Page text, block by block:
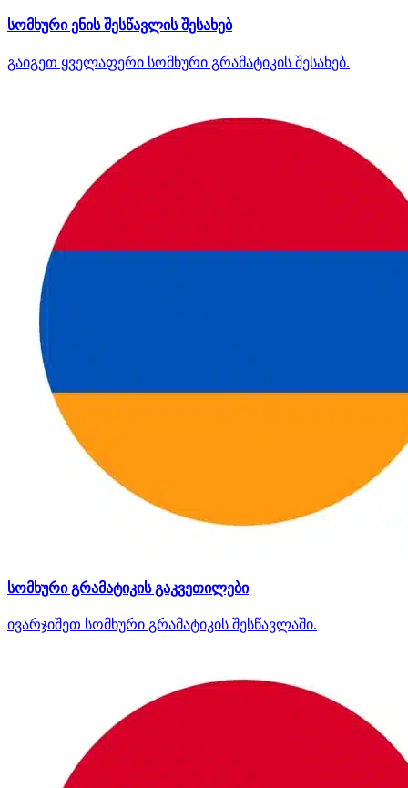
სომხური ენის შესწავლის შესახებ
გაიგეთ ყველაფერი სომხური გრამატიკის შესახებ.
სომხური გრამატიკის გაკვეთილები
ივარჯიშეთ სომხური გრამატიკის შესწავლაში.